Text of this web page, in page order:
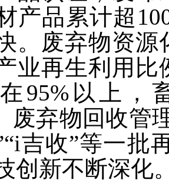
产品累计超
。废弃物资源
业再生利用比
95%以上，
废弃物回收管
吉收”等一批
创新不断深化